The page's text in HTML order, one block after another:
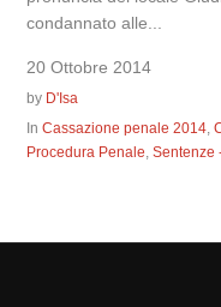
condannato alle...
20 Ottobre 2014
by D'Isa
InCassazione penale 2014,
Procedura Penale,Sentenze